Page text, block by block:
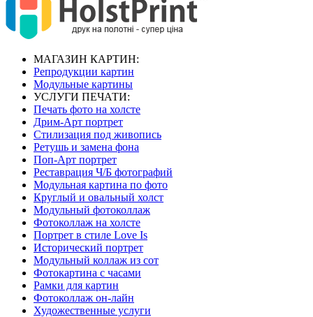
МАГАЗИН КАРТИН:
Репродукции картин
Модульные картины
УСЛУГИ ПЕЧАТИ:
Печать фото на холсте
Дрим-Арт портрет
Стилизация под живопись
Ретушь и замена фона
Поп-Арт портрет
Реставрация Ч/Б фотографий
Модульная картина по фото
Круглый и овальный холст
Модульный фотоколлаж
Фотоколлаж на холсте
Портрет в стиле Love Is
Исторический портрет
Модульный коллаж из сот
Фотокартина с часами
Рамки для картин
Фотоколлаж он-лайн
Художественные услуги